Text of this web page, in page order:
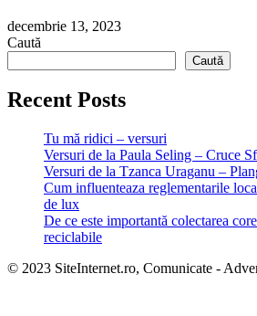
decembrie 13, 2023
Caută
Caută
Recent Posts
Tu mă ridici – versuri
Versuri de la Paula Seling – Cruce
Versuri de la Tzanca Uraganu –
Cum influenteaza reglementarile
de lux
De ce este importantă colectarea
reciclabile
© 2023 SiteInternet.ro, Comunicate -